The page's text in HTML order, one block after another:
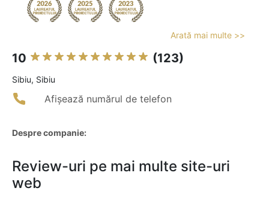
Arată mai multe >>
10 (123)
Sibiu, Sibiu
Afișează numărul de telefon
Despre companie:
Review-uri pe mai multe site-uri
web